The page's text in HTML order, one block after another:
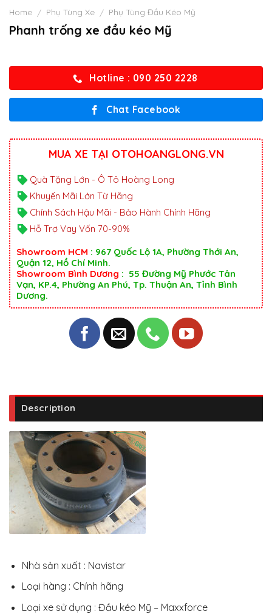
Home / Phụ Tùng Xe / Phụ Tùng Đầu Kéo Mỹ
Phanh trống xe đầu kéo Mỹ
Hotline : 090 250 2228
Chat Facebook
MUA XE TẠI OTOHOANGLONG.VN
Quà Tặng Lớn - Ô Tô Hoàng Long
Khuyến Mãi Lớn Từ Hãng
Chính Sách Hậu Mãi - Bảo Hành Chính Hãng
Hỗ Trợ Vay Vốn 70-90%
Showroom HCM : 967 Quốc Lộ 1A, Phường Thới An,
Quận 12, Hồ Chí Minh.
Showroom Bình Dương : 55 Đường Mỹ Phước Tân
Vạn, KP.4, Phường An Phú, Tp. Thuận An, Tỉnh Bình
Dương.
Description
Nhà sản xuất : Navistar
Loại hàng : Chính hãng
Loại xe sử dụng : Đầu kéo Mỹ – Maxxforce